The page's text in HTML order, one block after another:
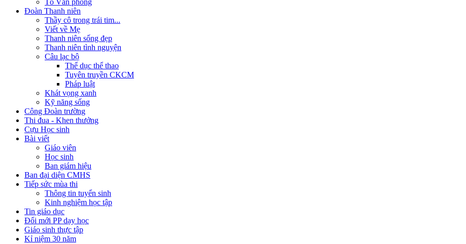
Tổ Văn phòng
Đoàn Thanh niên
Thầy cô trong trái tim...
Viết về Mẹ
Thanh niên sống đẹp
Thanh niên tình nguyện
Câu lạc bộ
Thể dục thể thao
Tuyên truyền CKCM
Pháp luật
Khát vọng xanh
Kỹ năng sống
Công Đoàn trường
Thi đua - Khen thưởng
Cựu Học sinh
Bài viết
Giáo viên
Học sinh
Ban giám hiệu
Ban đại diện CMHS
Tiếp sức mùa thi
Thông tin tuyển sinh
Kinh nghiệm học tập
Tin giáo dục
Đổi mới PP dạy học
Giáo sinh thực tập
Kỉ niệm 30 năm